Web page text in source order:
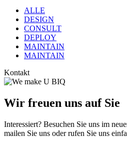
ALLE
DESIGN
CONSULT
DEPLOY
MAINTAIN
MAINTAIN
Kontakt
Wir freuen uns auf Sie
Interessiert? Besuchen Sie uns im
mailen Sie uns oder rufen Sie uns